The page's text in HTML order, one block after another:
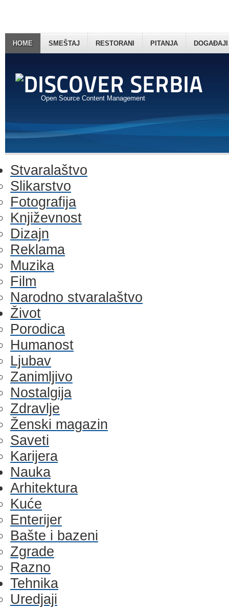
Open Source Content Management
HOME SMEŠTAJ RESTORANI PITANJA DOGAĐAJI
Stvaralaštvo
Slikarstvo
Fotografija
Književnost
Dizajn
Reklama
Muzika
Film
Narodno stvaralaštvo
Život
Porodica
Humanost
Ljubav
Zanimljivo
Nostalgija
Zdravlje
Ženski magazin
Saveti
Karijera
Nauka
Arhitektura
Kuće
Enterijer
Bašte i bazeni
Zgrade
Razno
Tehnika
Uredjaji